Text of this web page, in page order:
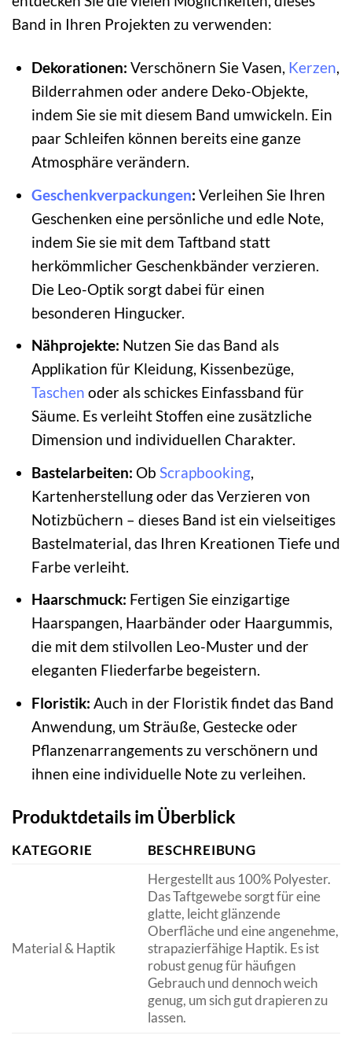
Band in Ihren Projekten zu verwenden:
Dekorationen: Verschönern Sie Vasen, Kerzen,
Bilderrahmen oder andere Deko-Objekte,
indem Sie sie mit diesem Band umwickeln. Ein
paar Schleifen können bereits eine ganze
Atmosphäre verändern.
Geschenkverpackungen: Verleihen Sie Ihren
Geschenken eine persönliche und edle Note,
indem Sie sie mit dem Taftband statt
herkömmlicher Geschenkbänder verzieren.
Die Leo-Optik sorgt dabei für einen
besonderen Hingucker.
Nähprojekte: Nutzen Sie das Band als
Applikation für Kleidung, Kissenbezüge,
Taschen oder als schickes Einfassband für
Säume. Es verleiht Stoffen eine zusätzliche
Dimension und individuellen Charakter.
Bastelarbeiten: Ob Scrapbooking,
Kartenherstellung oder das Verzieren von
Notizbüchern – dieses Band ist ein vielseitiges
Bastelmaterial, das Ihren Kreationen Tiefe und
Farbe verleiht.
Haarschmuck: Fertigen Sie einzigartige
Haarspangen, Haarbänder oder Haargummis,
die mit dem stilvollen Leo-Muster und der
eleganten Fliederfarbe begeistern.
Floristik: Auch in der Floristik findet das Band
Anwendung, um Sträuße, Gestecke oder
Pflanzenarrangements zu verschönern und
ihnen eine individuelle Note zu verleihen.
Produktdetails im Überblick
KATEGORIE BESCHREIBUNG
Material & Haptik
Hergestellt aus 100% Polyester.
Das Taftgewebe sorgt für eine
glatte, leicht glänzende
Oberfläche und eine angenehme,
strapazierfähige Haptik. Es ist
robust genug für häufigen
Gebrauch und dennoch weich
genug, um sich gut drapieren zu
lassen.